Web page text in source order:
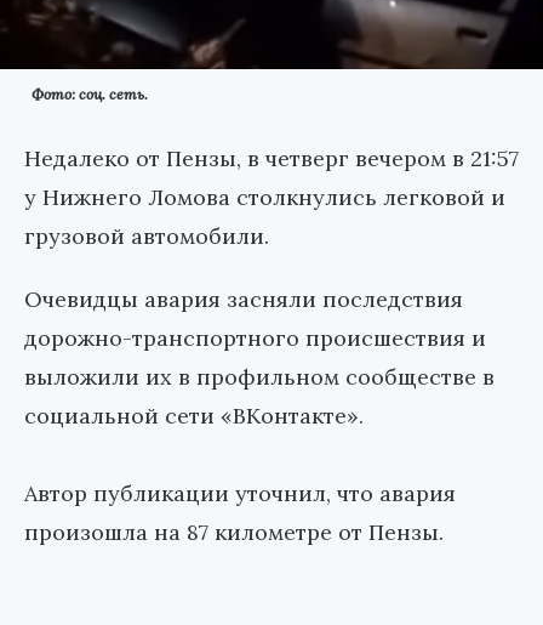
Фото: соц. сеть.
Недалеко от Пензы, в четверг вечером в 21:57
у Нижнего Ломова столкнулись легковой и
грузовой автомобили.
Очевидцы авария засняли последствия
дорожно-транспортного происшествия и
выложили их в профильном сообществе в
социальной сети «ВКонтакте».
Автор публикации уточнил, что авария
произошла на 87 километре от Пензы.